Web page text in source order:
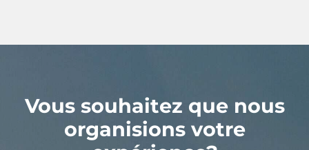
Vous souhaitez que nous
organisions votre